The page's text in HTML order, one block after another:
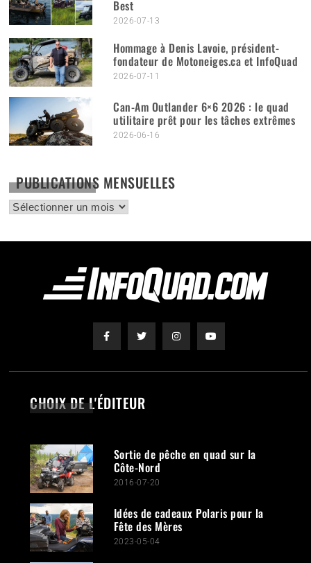
Best
2026-07-13
Hommage à Denis Lavoie, président-
fondateur de Motoneiges.ca et InfoQuad
2026-07-11
Can-Am Outlander 6×6 2026 : le quad
utilitaire prêt pour les tâches extrêmes
2026-06-16
PUBLICATIONS MENSUELLES
CHOIX DE L'ÉDITEUR
Sortie de pêche en quad sur la
Côte-Nord
2016-07-20
Idées de cadeaux Polaris pour la
Fête des Mères
2023-05-04